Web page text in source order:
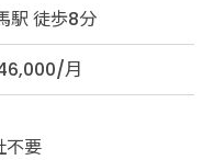
駅 徒歩8分
月
不要